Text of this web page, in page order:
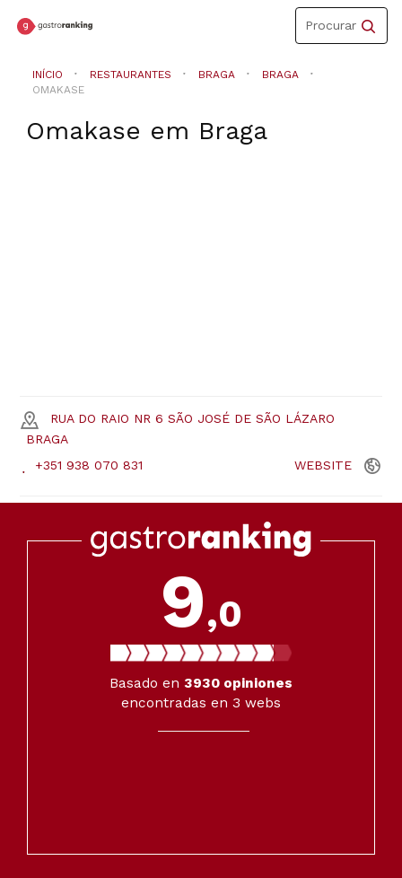
Toggle
navigation
Procurar
INÍCIO RESTAURANTES BRAGA
BRAGA
OMAKASE
Omakase em Braga
RUA DO RAIO NR 6 SÃO JOSÉ DE SÃO LÁZARO
BRAGA
+351 938 070 831
WEBSITE
9,0
Basado en 3930 opiniones
encontradas en 3 webs